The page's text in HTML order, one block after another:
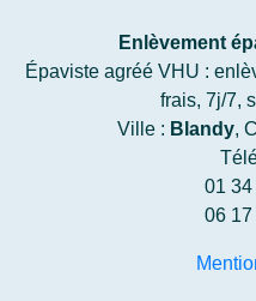
Enlèvement
Épaviste agréé VHU :
frais, 7j/7,
Ville : Blandy,
01
06